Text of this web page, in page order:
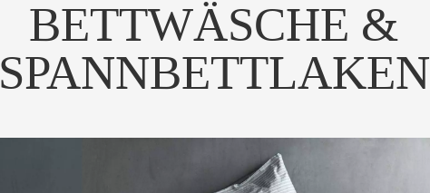
BETTWÄSCHE &
SPANNBETTLAKEN
Die sanfte Haptik und Optik